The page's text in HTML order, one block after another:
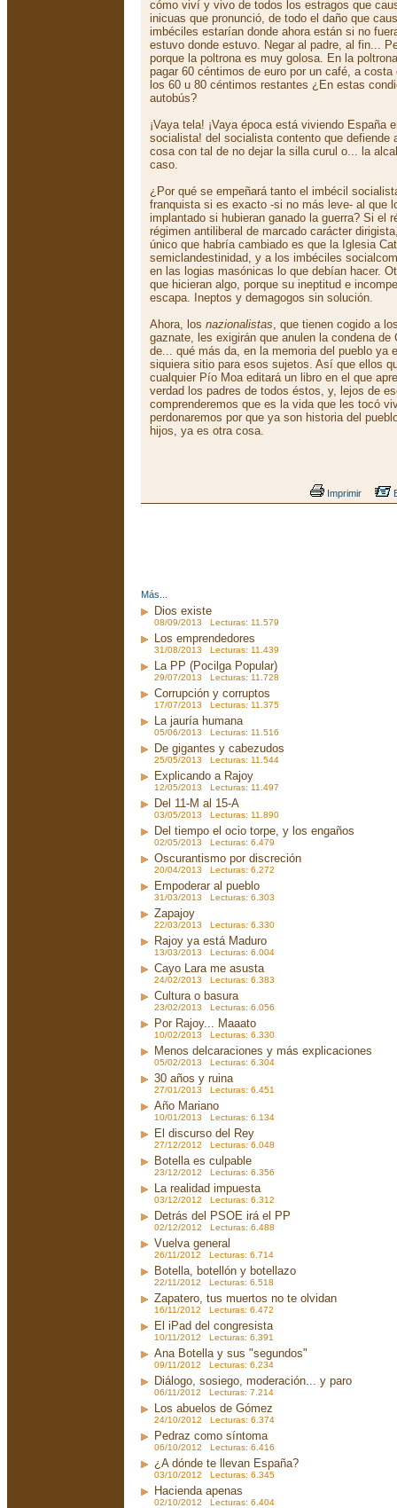
cómo viví y vivo de todos los estragos que
inicuas que pronunció, de todo el daño que
imbéciles estarían donde ahora están si no
estuvo donde estuvo. Negar al padre, al fin...
porque la poltrona es muy golosa. En la
pagar 60 céntimos de euro por un café, a costa
los 60 u 80 céntimos restantes ¿En estas
autobús?
¡Vaya tela! ¡Vaya época está viviendo España
socialista! del socialista contento que defiende
cosa con tal de no dejar la silla curul o... la
caso.
¿Por qué se empeñará tanto el imbécil
franquista si es exacto -si no más leve- al que
implantado si hubieran ganado la guerra? Si el
régimen antiliberal de marcado carácter
único que habría cambiado es que la Iglesia
semiclandestinidad, y a los imbéciles
en las logias masónicas lo que debían hacer.
que hicieran algo, porque su ineptitud e
escapa. Ineptos y demagogos sin solución.
Ahora, los nazionalistas, que tienen cogido a
gaznate, les exigirán que anulen la condena
de... qué más da, en la memoria del pueblo ya
siquiera sitio para esos sujetos. Así que ellos
cualquier Pío Moa editará un libro en el que
verdad los padres de todos éstos, y, lejos de
comprenderemos que es la vida que les tocó
perdonaremos por que ya son historia del
hijos, ya es otra cosa.
Imprimir
Más...
Dios existe
08/09/2013 Lecturas: 11.579
Los emprendedores
31/08/2013 Lecturas: 11.439
La PP (Pocilga Popular)
29/07/2013 Lecturas: 11.728
Corrupción y corruptos
17/07/2013 Lecturas: 11.375
La jauría humana
05/06/2013 Lecturas: 11.516
De gigantes y cabezudos
25/05/2013 Lecturas: 11.544
Explicando a Rajoy
12/05/2013 Lecturas: 11.497
Del 11-M al 15-A
03/05/2013 Lecturas: 11.890
Del tiempo el ocio torpe, y los engaños
02/05/2013 Lecturas: 6.479
Oscurantismo por discreción
20/04/2013 Lecturas: 6.272
Empoderar al pueblo
31/03/2013 Lecturas: 6.303
Zapajoy
22/03/2013 Lecturas: 6.330
Rajoy ya está Maduro
13/03/2013 Lecturas: 6.004
Cayo Lara me asusta
24/02/2013 Lecturas: 6.383
Cultura o basura
23/02/2013 Lecturas: 6.056
Por Rajoy... Maaato
10/02/2013 Lecturas: 6.330
Menos delcaraciones y más explicaciones
05/02/2013 Lecturas: 6.304
30 años y ruina
27/01/2013 Lecturas: 6.451
Año Mariano
10/01/2013 Lecturas: 6.134
El discurso del Rey
27/12/2012 Lecturas: 6.048
Botella es culpable
23/12/2012 Lecturas: 6.356
La realidad impuesta
03/12/2012 Lecturas: 6.312
Detrás del PSOE irá el PP
02/12/2012 Lecturas: 6.488
Vuelva general
26/11/2012 Lecturas: 6.714
Botella, botellón y botellazo
22/11/2012 Lecturas: 6.518
Zapatero, tus muertos no te olvidan
16/11/2012 Lecturas: 6.472
El iPad del congresista
10/11/2012 Lecturas: 6.391
Ana Botella y sus "segundos"
09/11/2012 Lecturas: 6.234
Diálogo, sosiego, moderación... y paro
06/11/2012 Lecturas: 7.214
Los abuelos de Gómez
24/10/2012 Lecturas: 6.374
Pedraz como síntoma
06/10/2012 Lecturas: 6.416
¿A dónde te llevan España?
03/10/2012 Lecturas: 6.345
Hacienda apenas
02/10/2012 Lecturas: 6.404